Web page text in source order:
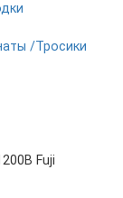
/Тросики
Fuji